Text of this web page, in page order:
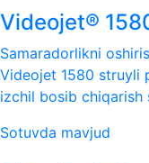
Videojet®
Samaradorlikni
Videojet 1580 struyli
izchil bosib chiqarish
Sotuvda mavjud